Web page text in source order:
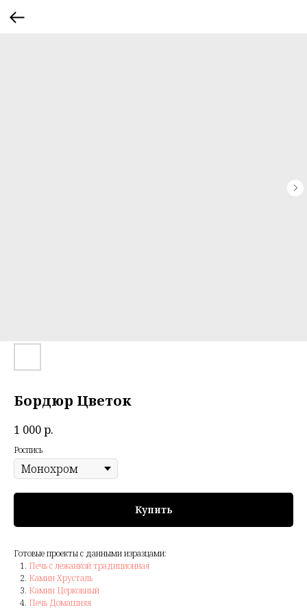
Бордюр Цветок
1 000р.
Роспись
Купить
Готовые проекты с данными изразцами:
Печь с лежанкой традиционная
Камин Хрусталь
Камин Церковный
Печь Домашняя